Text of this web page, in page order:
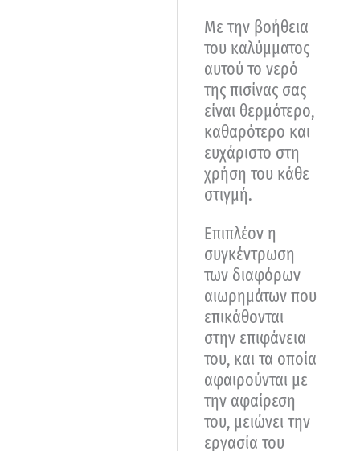
Με την βοήθεια
του καλύμματος
αυτού το νερό
της πισίνας σας
είναι θερμότερο,
καθαρότερο και
ευχάριστο στη
χρήση του κάθε
στιγμή.
Επιπλέον η
συγκέντρωση
των διαφόρων
αιωρημάτων που
επικάθονται
στην επιφάνεια
του, και τα οποία
αφαιρούνται με
την αφαίρεση
του, μειώνει την
εργασία του